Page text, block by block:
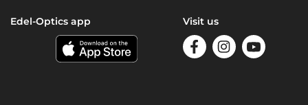
Edel-Optics app Visit us